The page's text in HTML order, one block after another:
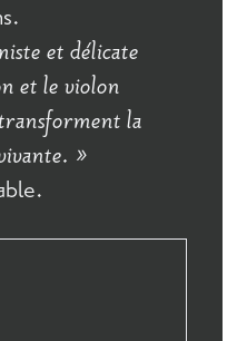
et délicate
et le violon
la
»